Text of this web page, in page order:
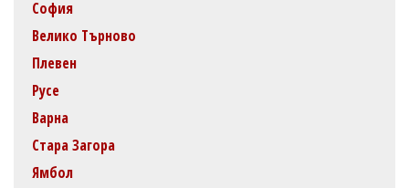
София
Велико Търново
Плевен
Русе
Варна
Стара Загора
Ямбол